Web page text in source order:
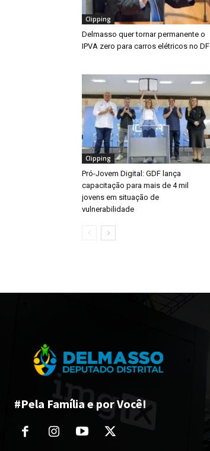
Clipping
Delmasso quer tornar permanente o
IPVA zero para carros elétricos no DF
Clipping
Pró-Jovem Digital: GDF lança
capacitação para mais de 4 mil
jovens em situação de
vulnerabilidade
#Pela Família e por Você!